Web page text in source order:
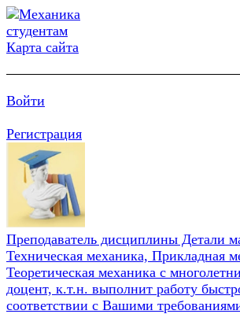
Карта сайта
Войти
Регистрация
Преподаватель дисциплины Детали
Техническая механика, Прикладная
Теоретическая механика с
доцент, к.т.н. выполнит работу
соответствии с Вашими